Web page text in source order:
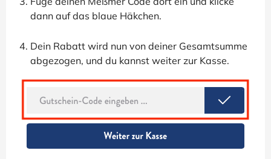
dann auf das blaue Häkchen.
Dein Rabatt wird nun von deiner Gesamtsumme
abgezogen, und du kannst weiter zur Kasse.